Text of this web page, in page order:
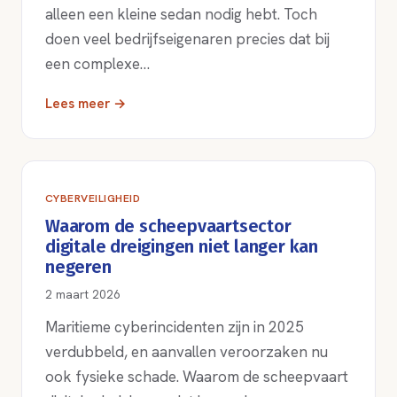
alleen een kleine sedan nodig hebt. Toch
doen veel bedrijfseigenaren precies dat bij
een complexe…
Lees meer →
CYBERVEILIGHEID
Waarom de scheepvaartsector
digitale dreigingen niet langer kan
negeren
2 maart 2026
Maritieme cyberincidenten zijn in 2025
verdubbeld, en aanvallen veroorzaken nu
ook fysieke schade. Waarom de scheepvaart